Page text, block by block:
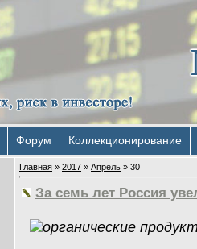
Форум Коллекционирование
Главная » 2017 » Апрель » 30
За семь лет Россия